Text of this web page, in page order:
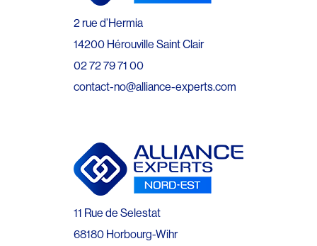
2 rue d’Hermia
14200 Hérouville Saint Clair
02 72 79 71 00
contact-no@alliance-experts.com
11 Rue de Selestat
68180 Horbourg-Wihr